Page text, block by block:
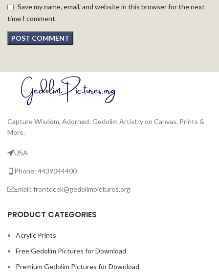
Save my name, email, and website in this browser for the next
time I comment.
Capture Wisdom, Adorned: Gedolim Artistry on Canvas, Prints &
More.
USA
Phone: 4439044400
Email: frontdesk@gedolimpictures.org
PRODUCT CATEGORIES
Acrylic Prints
Free Gedolim Pictures for Download
Premium Gedolim Pictures for Download